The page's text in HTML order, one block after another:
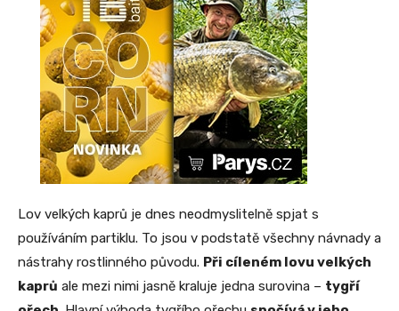
Lov velkých kaprů je dnes neodmyslitelně spjat s
používáním partiklu. To jsou v podstatě všechny návnady a
nástrahy rostlinného původu. Při cíleném lovu velkých
kaprů ale mezi nimi jasně kraluje jedna surovina – tygří